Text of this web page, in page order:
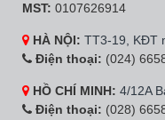
MST: 0107626914
HÀ NỘI: TT3-19, KĐT
Điện thoại: (024)
HỒ CHÍ MINH: 4/12A
Điện thoại: (028)